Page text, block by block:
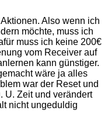
Also wenn ich
möchte, muss ich
muss ich keine 200€
vom Receiver auf
kann günstiger.
wäre ja alles
war der Reset und
U. Zeit und verändert
nicht ungeduldig